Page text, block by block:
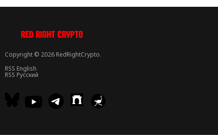
Copyright © 2026 RedRightCrypto.
RSS English
RSS Русский